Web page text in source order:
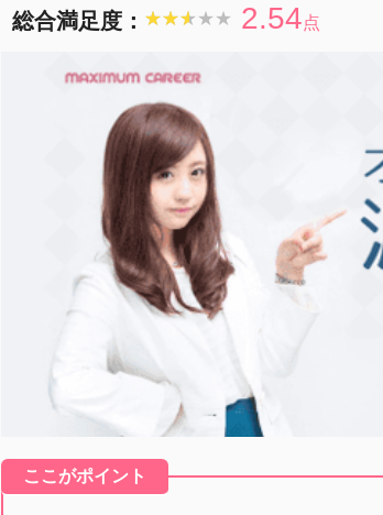
総合満足度： ★★★★★
★★★★★ 2.54点
ここがポイント